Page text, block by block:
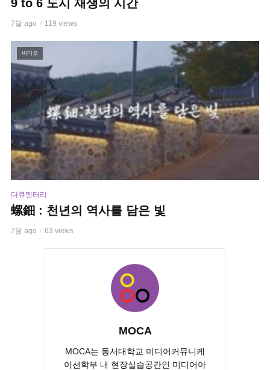
9 to 6 도시 재생의 시간
7달 ago 119 views
비디오
다큐멘터리
螺鈿 : 천년의 역사를 담은 빛
7달 ago 63 views
MOCA
MOCA는 동서대학교 미디어커뮤니케
이션학부 내 현장실습공간인 미디어아